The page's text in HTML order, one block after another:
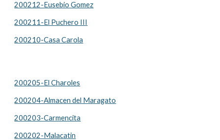
200212-Eusebio Gomez
200211-El Puchero III
200210-Casa Carola
200205-El Charoles
200204-Almacen del Maragato
200203-Carmencita
200202-Malacatin